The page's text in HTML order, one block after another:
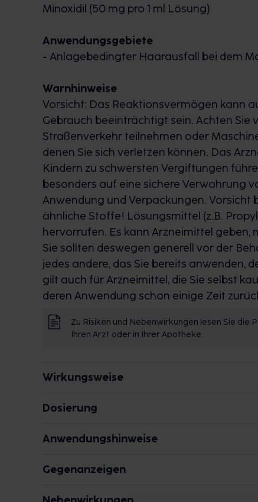
Minoxidil (50 mg pro 1 ml Lösung)
Anwendungsgebiete
- Anlagebedingter Haarausfall bei dem
Warnhinweise
Vorsicht: Das Reaktionsvermögen kann
Gebrauch beeinträchtigt sein. Achten Sie
Straßenverkehr teilnehmen oder
denen Sie sich verletzen können. Das
Kindern zu schwersten Vergiftungen
besonders auf eine sichere Verwahrung
Anwendung und Verpackungen. Vorsicht
ähnliche Stoffe! Lösungsmittel (z.B.
hervorrufen. Es kann Arzneimittel
Sie sollten deswegen generell vor der
jedes andere, das Sie bereits anwenden,
gilt auch für Arzneimittel, die Sie selbst
deren Anwendung schon einige Zeit
Zu Risiken und Nebenwirkungen lesen Sie die
Ihren Arzt oder in Ihrer Apotheke.
Wirkungsweise
Wie wirkt der Inhaltsstoff des Arzneimittels?
Der Wirkstoff senkt einen erhöhten
und somit den Widerstand des Gefäßes
Beim Einsatz des Wirkstoffes wurde,
ausgenutzt. Welcher Wirkmechanismus
Dosierung
Einzel-/Gesamtdosis: 1 ml/2-mal täglich
Zeitpunkt: morgens und abends
Männer
Einzel-/Gesamtdosis: 6 Sprühstöße
Anwendungshinweise
Die Gesamtdosis sollte nicht ohne
überschritten werden.
Gegenanzeigen
Was spricht gegen eine Anwendung?